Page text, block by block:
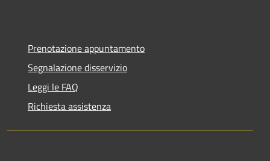
Prenotazione appuntamento
Segnalazione disservizio
Leggi le FAQ
Richiesta assistenza